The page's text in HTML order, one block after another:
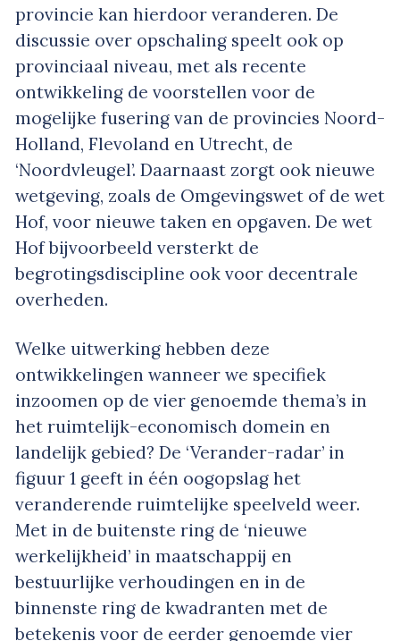
provincie kan hierdoor veranderen. De
discussie over opschaling speelt ook op
provinciaal niveau, met als recente
ontwikkeling de voorstellen voor de
mogelijke fusering van de provincies Noord-
Holland, Flevoland en Utrecht, de
‘Noordvleugel’. Daarnaast zorgt ook nieuwe
wetgeving, zoals de Omgevingswet of de wet
Hof, voor nieuwe taken en opgaven. De wet
Hof bijvoorbeeld versterkt de
begrotingsdiscipline ook voor decentrale
overheden.
Welke uitwerking hebben deze
ontwikkelingen wanneer we specifiek
inzoomen op de vier genoemde thema’s in
het ruimtelijk-economisch domein en
landelijk gebied? De ‘Verander-radar’ in
figuur 1 geeft in één oogopslag het
veranderende ruimtelijke speelveld weer.
Met in de buitenste ring de ‘nieuwe
werkelijkheid’ in maatschappij en
bestuurlijke verhoudingen en in de
binnenste ring de kwadranten met de
betekenis voor de eerder genoemde vier